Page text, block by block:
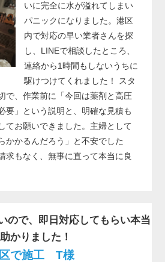
いに完全に水が溢れてしまい
パニックになりました。港区
内で対応の早い業者さんを探
し、LINEで相談したところ、
連絡から1時間もしないうちに
駆けつけてくれました！ スタ
で、作業前に「今回は薬剤と高圧
要」という説明と、明確な見積も
てお願いできました。主婦として
かかるんだろう」と不安でした
求もなく、無事に直って本当に良
ので、即日対応してもらい本当
かりました！
で施工 T様